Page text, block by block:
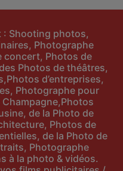
: Shooting photos,
Photographe
concert, Photos de
Photos de théâtres,
d’entreprises,
Photographe pour
de la Photo de
Photos de
de la Photo de
Photographe
à la photo & vidéos.